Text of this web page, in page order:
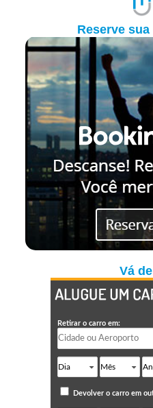
Reserve
Vá